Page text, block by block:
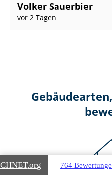
Volker Sauerbier
vor 2 Tagen
.org 764